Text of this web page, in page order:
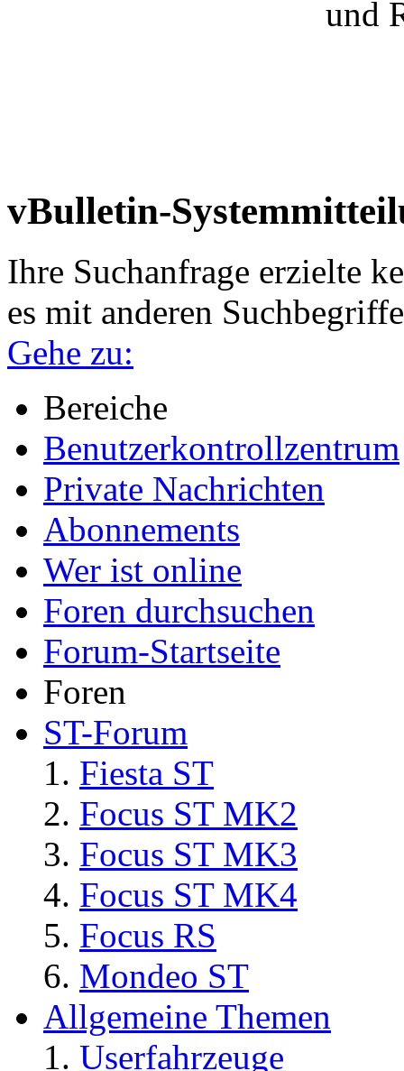
und
vBulletin-
Ihre Suchanfrage erzielte
es mit anderen
Gehe zu:
Bereiche
Benutzerkontrollzentrum
Private Nachrichten
Abonnements
Wer ist online
Foren durchsuchen
Forum-Startseite
Foren
ST-Forum
Fiesta ST
Focus ST MK2
Focus ST MK3
Focus ST MK4
Focus RS
Mondeo ST
Allgemeine Themen
Userfahrzeuge